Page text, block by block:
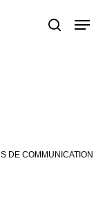
DE COMMUNICATION